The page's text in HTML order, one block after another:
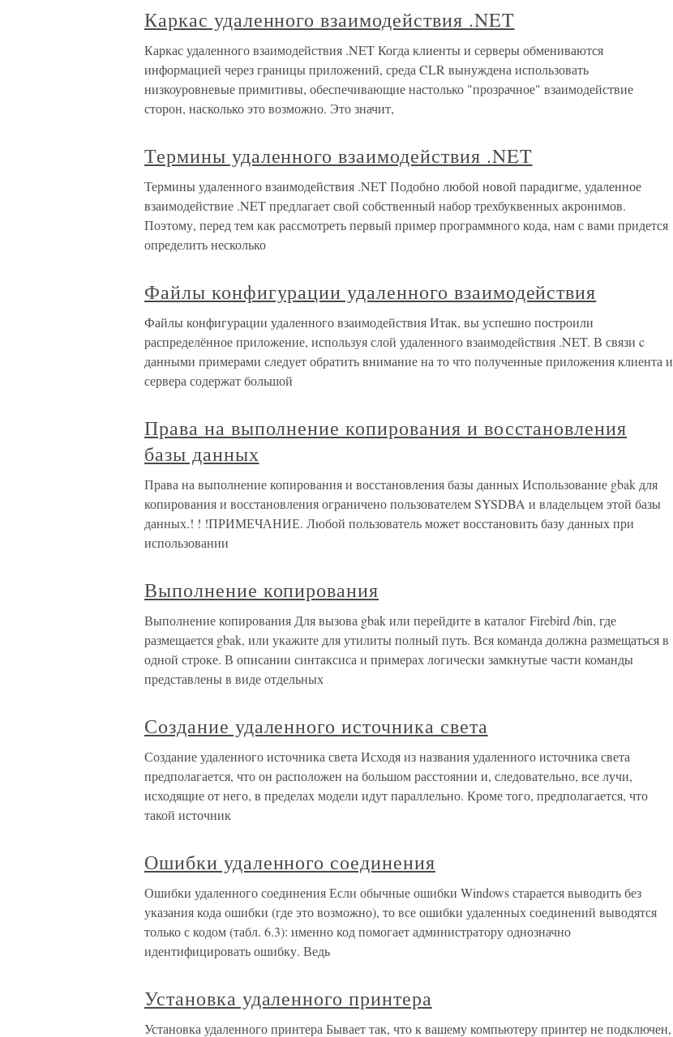
Каркас удаленного взаимодействия .NET
Каркас удаленного взаимодействия .NET Когда клиенты и серверы обмениваются
информацией через границы приложений, среда CLR вынуждена использовать
низкоуровневые примитивы, обеспечивающие настолько "прозрачное" взаимодействие
сторон, насколько это возможно. Это значит,
Термины удаленного взаимодействия .NET
Термины удаленного взаимодействия .NET Подобно любой новой парадигме, удаленное
взаимодействие .NET предлагает свой собственный набор трехбуквенных акронимов.
Поэтому, перед тем как рассмотреть первый пример программного кода, нам с вами придется
определить несколько
Файлы конфигурации удаленного взаимодействия
Файлы конфигурации удаленного взаимодействия Итак, вы успешно построили
распределённое приложение, используя слой удаленного взаимодействия .NET. В связи c
данными примерами следует обратить внимание на то что полученные приложения клиента и
сервера содержат большой
Права на выполнение копирования и восстановления
базы данных
Права на выполнение копирования и восстановления базы данных Использование gbak для
копирования и восстановления ограничено пользователем SYSDBA и владельцем этой базы
данных.! ! !ПРИМЕЧАНИЕ. Любой пользователь может восстановить базу данных при
использовании
Выполнение копирования
Выполнение копирования Для вызова gbak или перейдите в каталог Firebird /bin, где
размещается gbak, или укажите для утилиты полный путь. Вся команда должна размещаться в
одной строке. В описании синтаксиса и примерах логически замкнутые части команды
представлены в виде отдельных
Создание удаленного источника света
Создание удаленного источника света Исходя из названия удаленного источника света
предполагается, что он расположен на большом расстоянии и, следовательно, все лучи,
исходящие от него, в пределах модели идут параллельно. Кроме того, предполагается, что
такой источник
Ошибки удаленного соединения
Ошибки удаленного соединения Если обычные ошибки Windows старается выводить без
указания кода ошибки (где это возможно), то все ошибки удаленных соединений выводятся
только с кодом (табл. 6.3): именно код помогает администратору однозначно
идентифицировать ошибку. Ведь
Установка удаленного принтера
Установка удаленного принтера Бывает так, что к вашему компьютеру принтер не подключен,